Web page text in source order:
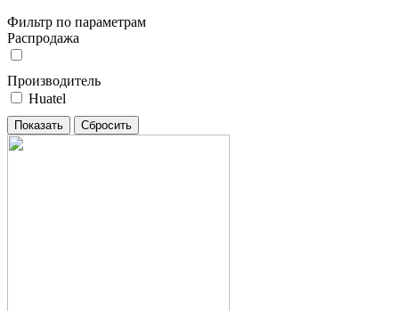
Фильтр по параметрам
Распродажа
Производитель
Huatel